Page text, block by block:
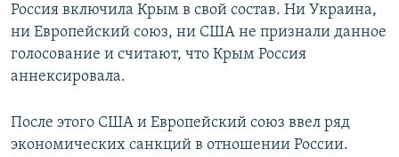
Россия включила Крым в свой состав. Ни Украина,
ни Европейский союз, ни США не признали данное
голосование и считают, что Крым Россия
аннексировала.
После этого США и Европейский союз ввел ряд
экономических санкций в отношении России.